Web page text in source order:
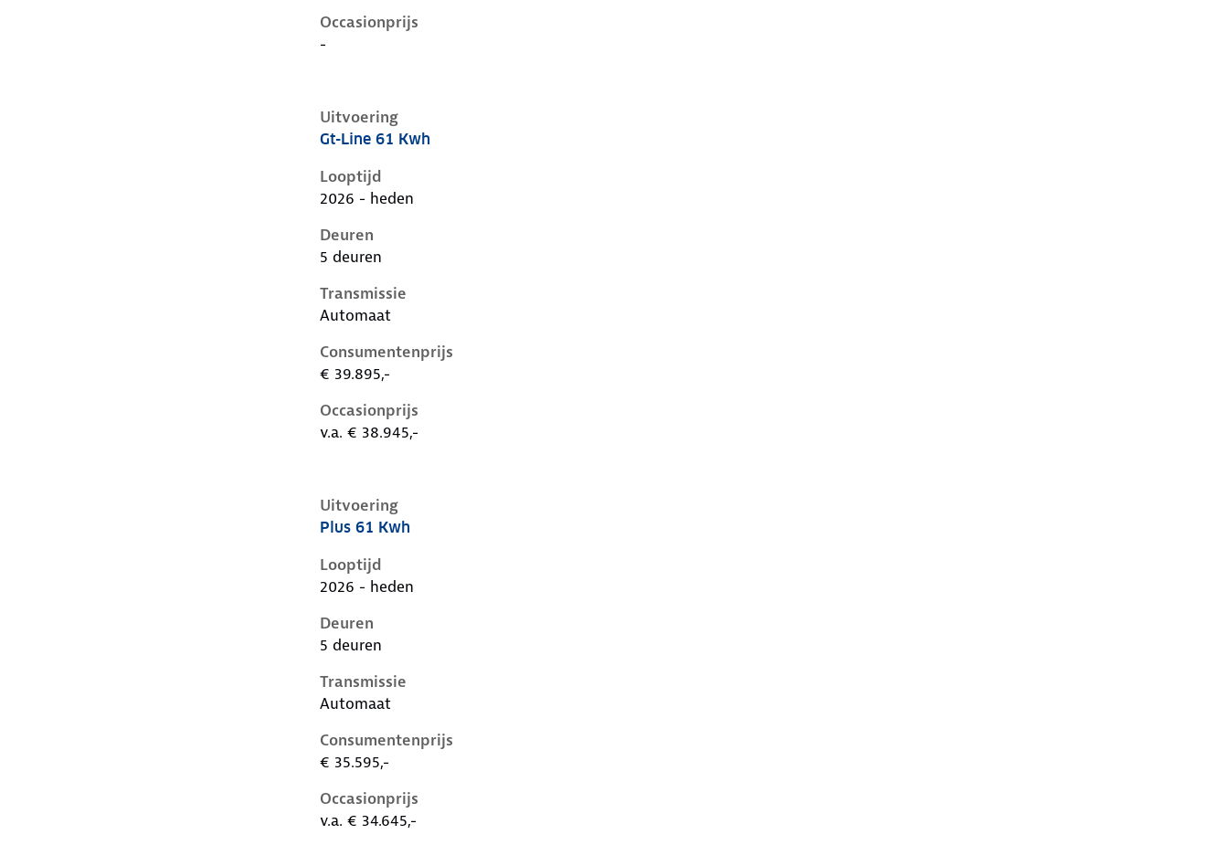
Occasionprijs
-
Uitvoering
Kia Ev2 i, 61 kwh, 100 kW, Elektrisch, 5 deuren
Gt-Line 61 Kwh
Looptijd
2026 - heden
Deuren
5 deuren
Transmissie
Automaat
Consumentenprijs
€ 39.895,-
Occasionprijs
v.a. € 38.945,-
Uitvoering
Kia Ev2 i, 61 kwh, 100 kW, Elektrisch, 5 deuren
Plus 61 Kwh
Looptijd
2026 - heden
Deuren
5 deuren
Transmissie
Automaat
Consumentenprijs
€ 35.595,-
Occasionprijs
v.a. € 34.645,-